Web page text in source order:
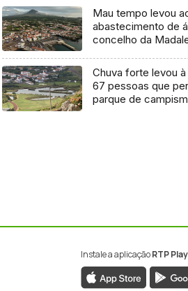
Mau tempo levou
abastecimento de
concelho da
Chuva forte levou
67 pessoas que
parque de
Instale a aplicaçãoRTP Play